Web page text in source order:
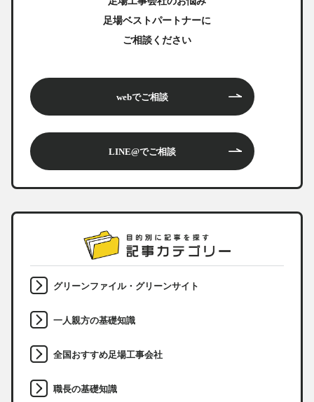
足場ベストパートナーに
ご相談ください
webでご相談
LINE@でご相談
グリーンファイル・グリーンサイト
一人親方の基礎知識
全国おすすめ足場工事会社
職長の基礎知識